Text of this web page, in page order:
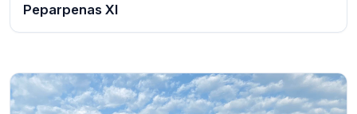
Peparpenas XI